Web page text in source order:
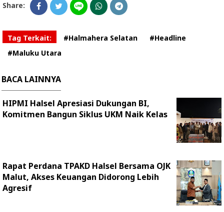
Share:
Tag Terkait: #Halmahera Selatan
#Headline
#Maluku Utara
BACA LAINNYA
HIPMI Halsel Apresiasi Dukungan BI,
Komitmen Bangun Siklus UKM Naik Kelas
Rapat Perdana TPAKD Halsel Bersama OJK
Malut, Akses Keuangan Didorong Lebih
Agresif ‎